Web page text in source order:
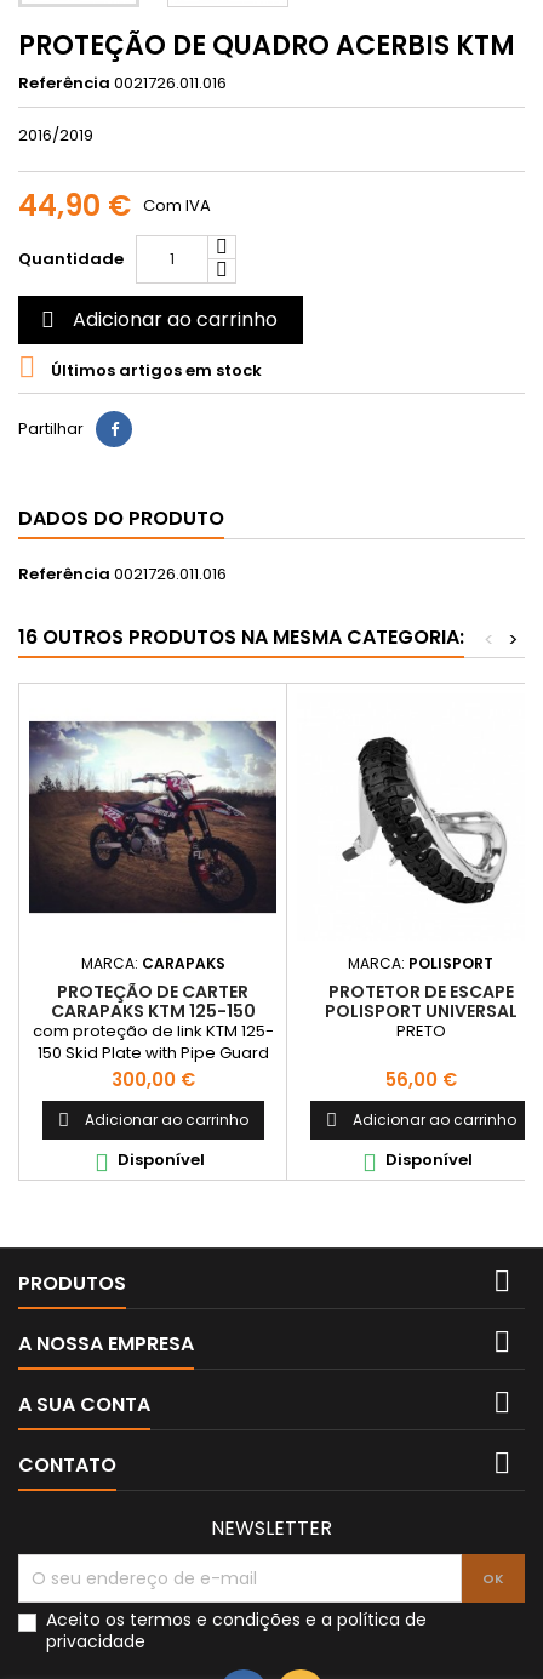
PROTEÇÃO DE QUADRO ACERBIS KTM
Referência 0021726.011.016
2016/2019
44,90 € Com IVA
Quantidade
 Adicionar ao carrinho
 Últimos artigos em stock
Partilhar
DADOS DO PRODUTO
Referência 0021726.011.016
16 OUTROS PRODUTOS NA MESMA CATEGORIA: >
<
MARCA: CARAPAKS
PROTEÇÃO DE CARTER
CARAPAKS KTM 125-150
2017/19 SEM PROT. LINK
com proteção de link KTM 125-
150 Skid Plate with Pipe Guard
MY2017-2019
Preço
300,00 €
 Adicionar ao carrinho
 Disponível
MARCA: POLISPORT
PROTETOR DE ESCAPE
POLISPORT UNIVERSAL
PRETO
Preço
56,00 €
 Adicionar ao carrinho
 Disponível
PRODUTOS 
A NOSSA EMPRESA 
A SUA CONTA 
CONTATO 
NEWSLETTER
Aceito os termos e condições e a política de
privacidade